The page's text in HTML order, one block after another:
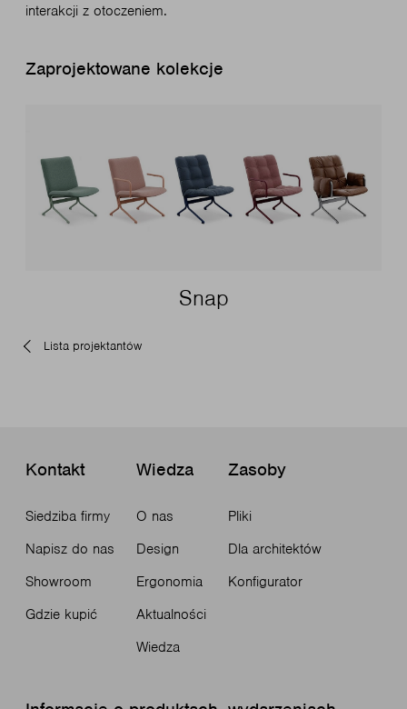
interakcji z otoczeniem.
Zaprojektowane kolekcje
Snap
Lista projektantów
Kontakt
Siedziba firmy
Napisz do nas
Showroom
Gdzie kupić
Wiedza
O nas
Design
Ergonomia
Aktualności
Wiedza
Zasoby
Pliki
Dla architektów
Konfigurator